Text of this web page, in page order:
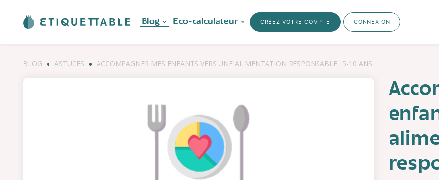
Blog Eco-calculateur CRÉEZ VOTRE COMPTE CONNEXION
BLOG ASTUCES ACCOMPAGNER MES ENFANTS VERS UNE ALIMENTATION RESPONSABLE : 5-10 ANS